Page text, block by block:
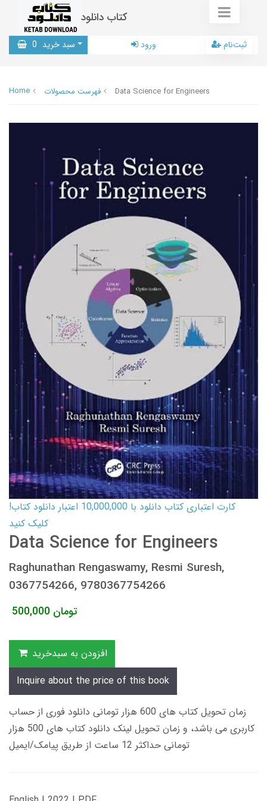
کتاب دانلود
سبد خرید 0 ورود ثبت‌نام
Home فهرست محصولات Data Science for Engineers
کارت اعتباری کتاب دانلود با 10,000,000 اعتبار دانلود کتاب!
کلیک کنید
Data Science for Engineers
Raghunathan Rengaswamy, Resmi Suresh,
0367754266, 9780367754266
500,000 تومان
افزودن به سبدخرید
Inquire about the price of this book
زمان تحویل کتاب های 600 هزار تومانی دانلود فوری از حساب
کاربری می باشد، و زمان تحویل لینک دانلود کتاب های 500 هزار
تومانی حداکثر 12 ساعت از طریق پیامک/ایمیل